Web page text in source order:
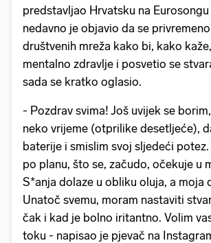
predstavljao Hrvatsku na Eurosongu
nedavno je objavio da se
društvenih mreža kako bi, kako
mentalno zdravlje i posvetio se
sada se kratko oglasio.
- Pozdrav svima! Još uvijek se
neko vrijeme (otprilike desetljeće),
baterije i smislim svoj sljedeći
po planu, što se, začudo, očekuje u
S*anja dolaze u obliku oluja, a moja
Unatoč svemu, moram nastaviti
čak i kad je bolno iritantno. Volim
toku - napisao je pjevač na